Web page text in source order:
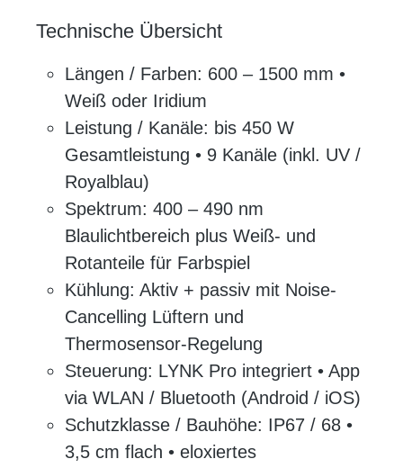
Technische Übersicht
Längen / Farben: 600 – 1500 mm •
Weiß oder Iridium
Leistung / Kanäle: bis 450 W
Gesamtleistung • 9 Kanäle (inkl. UV /
Royalblau)
Spektrum: 400 – 490 nm
Blaulichtbereich plus Weiß- und
Rotanteile für Farbspiel
Kühlung: Aktiv + passiv mit Noise-
Cancelling Lüftern und
Thermosensor-Regelung
Steuerung: LYNK Pro integriert • App
via WLAN / Bluetooth (Android / iOS)
Schutzklasse / Bauhöhe: IP67 / 68 •
3,5 cm flach • eloxiertes